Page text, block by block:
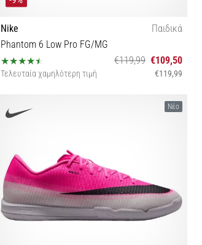
Nike
Παιδικά
Phantom 6 Low Pro FG/MG
€119,99 €109,50
Τελευταία χαμηλότερη τιμή €119,99
Νέο